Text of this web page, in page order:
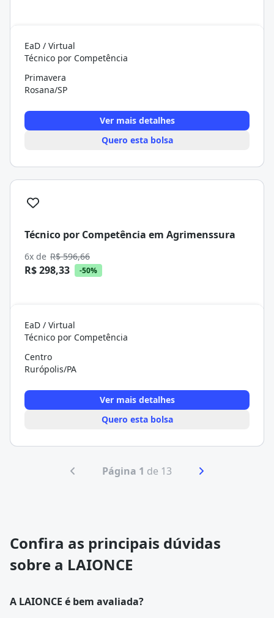
EaD / Virtual
Técnico por Competência
Primavera
Rosana/SP
Ver mais detalhes
Quero esta bolsa
Técnico por Competência em Agrimenssura
6x de R$ 596,66
R$ 298,33 -50%
EaD / Virtual
Técnico por Competência
Centro
Rurópolis/PA
Ver mais detalhes
Quero esta bolsa
Página 1 de 13
Confira as principais dúvidas
sobre a LAIONCE
A LAIONCE é bem avaliada?